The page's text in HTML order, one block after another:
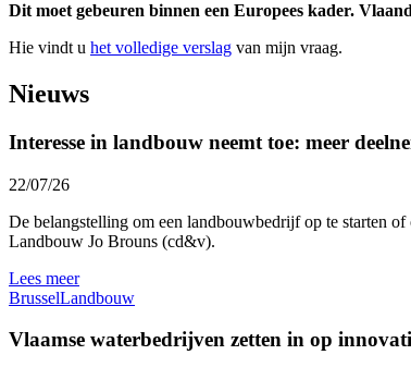
Dit moet gebeuren binnen een Europees kader.
Hie vindt u het volledige verslag van mijn vraag.
Nieuws
Interesse in landbouw neemt toe: meer
22/07/26
De belangstelling om een landbouwbedrijf op te starten
Landbouw Jo Brouns (cd&v).
Lees meer
BrusselLandbouw
Vlaamse waterbedrijven zetten in op